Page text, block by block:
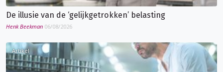
De illusie van de ‘gelijkgetrokken’ belasting
Henk Beekman 06/08/2026
Artikel